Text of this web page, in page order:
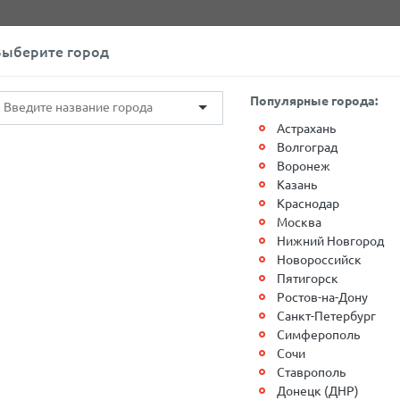
+7(812)767-20-27
с 30.03. по 03.04.2020 г. в
по адресу: г. Реутов, ул. Фабричная, 12, произошли
и выдача грузов будет производиться до 18-00.
8-495-223-16-91, 8-800-550-11-12.
город
Популярные города:
Астрахань
Волгоград
Воронеж
Казань
Краснодар
Москва
Нижний Новгород
Новороссийск
Пятигорск
Ростов-на-Дону
Санкт-Петербург
Симферополь
Сочи
Ставрополь
Донецк (ДНР)